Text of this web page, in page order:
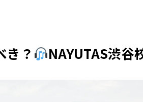
き？ NAYUTAS渋谷